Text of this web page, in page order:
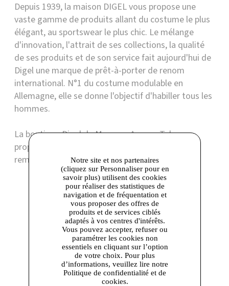
Depuis 1939, la maison DIGEL vous propose une
vaste gamme de produits allant du costume le plus
élégant, au sportswear le plus chic. Le mélange
d'innovation, l'attrait de ses collections, la qualité
de ses produits et de son service fait aujourd'hui de
Digel une marque de prêt-à-porter de renom
international. N°1 du costume modulable en
Allemagne, elle se donne l'objectif d'habiller tous les
hommes.
La boutique Digel de Marques Avenue Talange
propose ses collections précédentes avec une
remise minimale de 30 % toute l'année.
Boutique présente dans les centres
Notre site et nos partenaires
(cliquez sur Personnaliser pour en
savoir plus) utilisent des cookies
pour réaliser des statistiques de
navigation et de fréquentation et
vous proposer des offres de
produits et de services ciblés
adaptés à vos centres d'intérêts.
Vous pouvez accepter, refuser ou
paramétrer les cookies non
essentiels en cliquant sur l’option
de votre choix. Pour plus
d’informations, veuillez lire notre
Politique de confidentialité et de
cookies.